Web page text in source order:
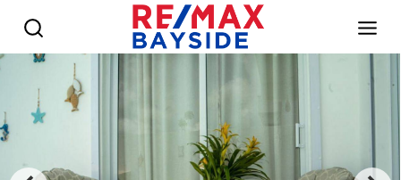
🏡✨ Exclusiva Villa con Piscina Privada en Bayahíbe – 252